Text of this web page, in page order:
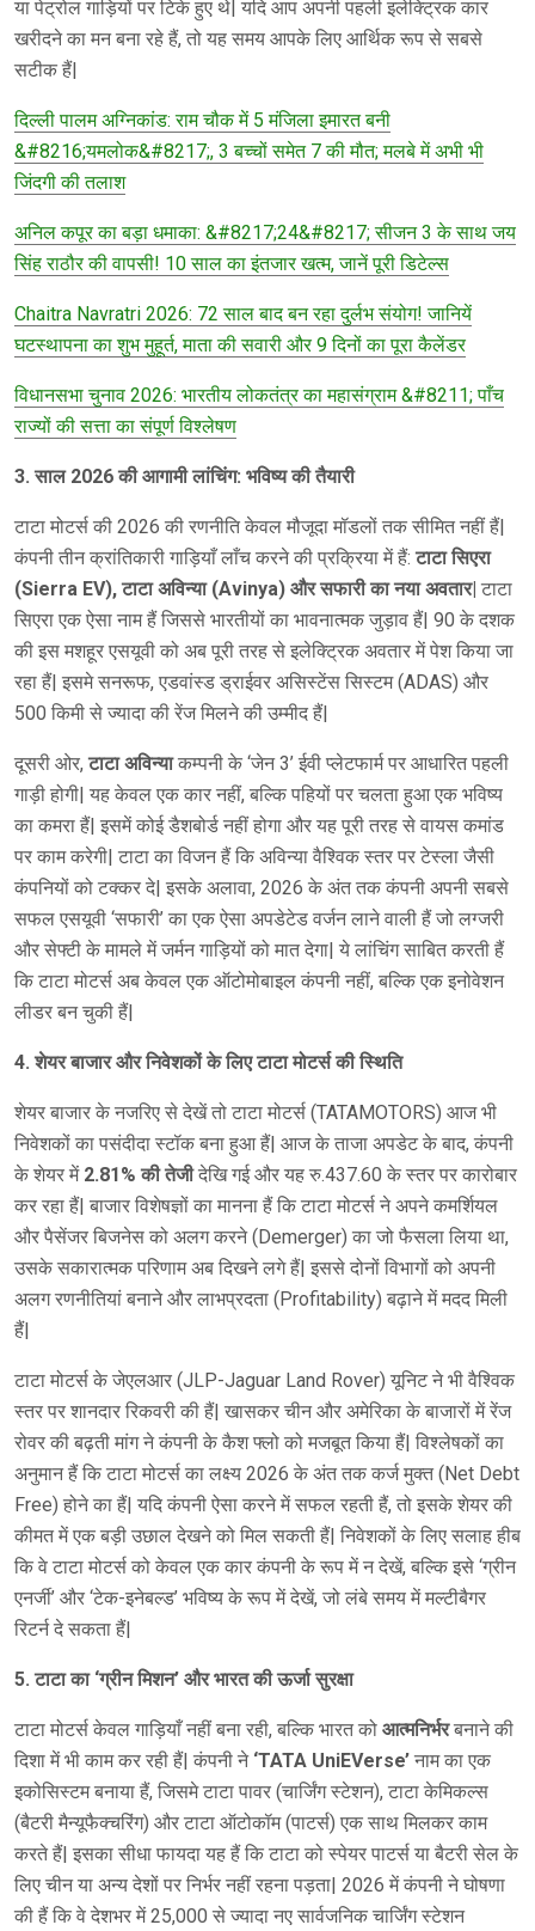
या पेट्रोल गाड़ियों पर टिके हुए थे| यदि आप अपनी पहली इलेक्ट्रिक कार
खरीदने का मन बना रहे हैं, तो यह समय आपके लिए आर्थिक रूप से सबसे
सटीक हैं|
दिल्ली पालम अग्निकांड: राम चौक में 5 मंजिला इमारत बनी
&#8216;यमलोक&#8217;, 3 बच्चों समेत 7 की मौत; मलबे में अभी भी
जिंदगी की तलाश
अनिल कपूर का बड़ा धमाका: &#8217;24&#8217; सीजन 3 के साथ जय
सिंह राठौर की वापसी! 10 साल का इंतजार खत्म, जानें पूरी डिटेल्स
Chaitra Navratri 2026: 72 साल बाद बन रहा दुर्लभ संयोग! जानियें
घटस्थापना का शुभ मुहूर्त, माता की सवारी और 9 दिनों का पूरा कैलेंडर
विधानसभा चुनाव 2026: भारतीय लोकतंत्र का महासंग्राम &#8211; पाँच
राज्यों की सत्ता का संपूर्ण विश्लेषण
3. साल 2026 की आगामी लांचिंग: भविष्य की तैयारी
टाटा मोटर्स की 2026 की रणनीति केवल मौजूदा मॉडलों तक सीमित नहीं हैं|
कंपनी तीन क्रांतिकारी गाड़ियाँ लाँच करने की प्रक्रिया में हैं:टाटा सिएरा
(Sierra EV), टाटा अविन्या (Avinya) और सफारी का नया अवतार| टाटा
सिएरा एक ऐसा नाम हैं जिससे भारतीयों का भावनात्मक जुड़ाव हैं| 90 के दशक
की इस मशहूर एसयूवी को अब पूरी तरह से इलेक्ट्रिक अवतार में पेश किया जा
रहा हैं| इसमे सनरूफ, एडवांस्ड ड्राईवर असिस्टेंस सिस्टम (ADAS) और
500 किमी से ज्यादा की रेंज मिलने की उम्मीद हैं|
दूसरी ओर,टाटा अविन्याकम्पनी के ‘जेन 3’ ईवी प्लेटफार्म पर आधारित पहली
गाड़ी होगी| यह केवल एक कार नहीं, बल्कि पहियों पर चलता हुआ एक भविष्य
का कमरा हैं| इसमें कोई डैशबोर्ड नहीं होगा और यह पूरी तरह से वायस कमांड
पर काम करेगी| टाटा का विजन हैं कि अविन्या वैश्विक स्तर पर टेस्ला जैसी
कंपनियों को टक्कर दे| इसके अलावा, 2026 के अंत तक कंपनी अपनी सबसे
सफल एसयूवी ‘सफारी’ का एक ऐसा अपडेटेड वर्जन लाने वाली हैं जो लग्जरी
और सेफ्टी के मामले में जर्मन गाड़ियों को मात देगा| ये लांचिंग साबित करती हैं
कि टाटा मोटर्स अब केवल एक ऑटोमोबाइल कंपनी नहीं, बल्कि एक इनोवेशन
लीडर बन चुकी हैं|
4. शेयर बाजार और निवेशकों के लिए टाटा मोटर्स की स्थिति
शेयर बाजार के नजरिए से देखें तो टाटा मोटर्स (TATAMOTORS) आज भी
निवेशकों का पसंदीदा स्टॉक बना हुआ हैं| आज के ताजा अपडेट के बाद, कंपनी
के शेयर में 2.81% की तेजीदेखि गई और यह रु.437.60 के स्तर पर कारोबार
कर रहा हैं| बाजार विशेषज्ञों का मानना हैं कि टाटा मोटर्स ने अपने कमर्शियल
और पैसेंजर बिजनेस को अलग करने (Demerger) का जो फैसला लिया था,
उसके सकारात्मक परिणाम अब दिखने लगे हैं| इससे दोनों विभागों को अपनी
अलग रणनीतियां बनाने और लाभप्रदता (Profitability) बढ़ाने में मदद मिली
हैं|
टाटा मोटर्स के जेएलआर (JLP-Jaguar Land Rover) यूनिट ने भी वैश्विक
स्तर पर शानदार रिकवरी की हैं| खासकर चीन और अमेरिका के बाजारों में रेंज
रोवर की बढ़ती मांग ने कंपनी के कैश फ्लो को मजबूत किया हैं| विश्लेषकों का
अनुमान हैं कि टाटा मोटर्स का लक्ष्य 2026 के अंत तक कर्ज मुक्त (Net Debt
Free) होने का हैं| यदि कंपनी ऐसा करने में सफल रहती हैं, तो इसके शेयर की
कीमत में एक बड़ी उछाल देखने को मिल सकती हैं| निवेशकों के लिए सलाह हीब
कि वे टाटा मोटर्स को केवल एक कार कंपनी के रूप में न देखें, बल्कि इसे ‘ग्रीन
एनर्जी’ और ‘टेक-इनेबल्ड’ भविष्य के रूप में देखें, जो लंबे समय में मल्टीबैगर
रिटर्न दे सकता हैं|
5. टाटा का ‘ग्रीन मिशन’ और भारत की ऊर्जा सुरक्षा
टाटा मोटर्स केवल गाड़ियाँ नहीं बना रही, बल्कि भारत को आत्मनिर्भरबनाने की
दिशा में भी काम कर रही हैं| कंपनी ने ‘TATA UniEVerse’ नाम का एक
इकोसिस्टम बनाया हैं, जिसमे टाटा पावर (चार्जिंग स्टेशन), टाटा केमिकल्स
(बैटरी मैन्यूफैक्चरिंग) और टाटा ऑटोकॉम (पाटर्स) एक साथ मिलकर काम
करते हैं| इसका सीधा फायदा यह हैं कि टाटा को स्पेयर पाटर्स या बैटरी सेल के
लिए चीन या अन्य देशों पर निर्भर नहीं रहना पड़ता| 2026 में कंपनी ने घोषणा
की हैं कि वे देशभर में 25,000 से ज्यादा नए सार्वजनिक चार्जिंग स्टेशन